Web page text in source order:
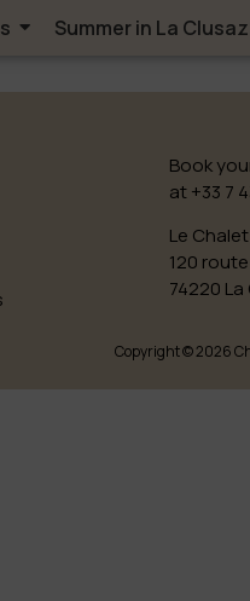
Summer in La Clusaz
Book
at +33 7
Le
120 route
74220
Copyright © 2026